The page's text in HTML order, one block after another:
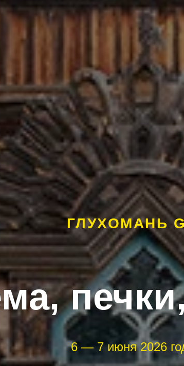
ГЛУХОМАНЬ
6 — 7 июня 2026